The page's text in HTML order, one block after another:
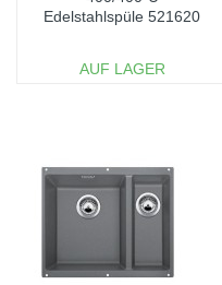
Edelstahlspüle 521620
AUF LAGER